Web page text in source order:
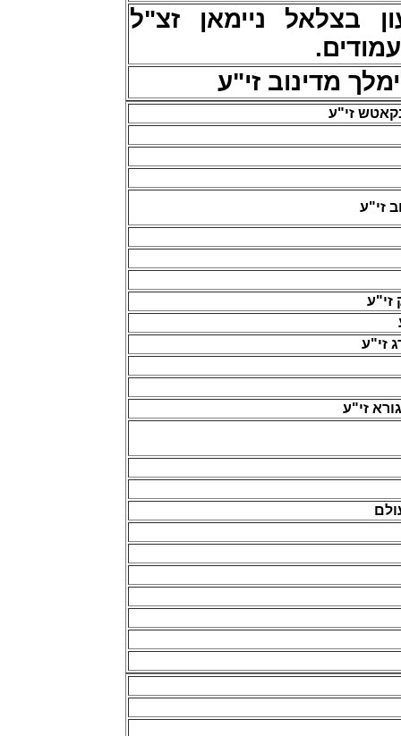
בצלאל ניימאן זצ"ל
מדינוב זי"ע
זי"ע
זי"ע
זי"ע
זי"ע